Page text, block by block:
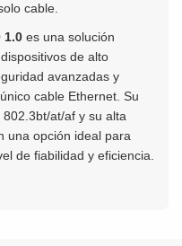
cable.
1.0 es una solución
de alto
avanzadas y
cable Ethernet. Su
at/af y su alta
una opción ideal para
de fiabilidad y eficiencia.